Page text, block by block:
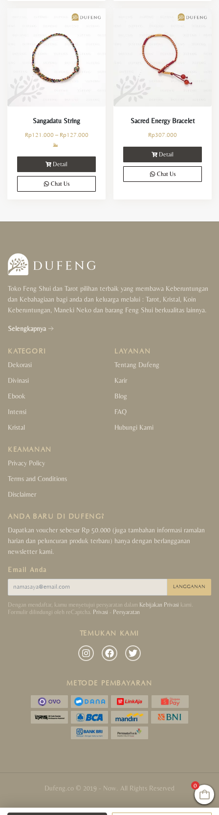
Sangadatu String
Rp121.000 – Rp127.000
Detail
Chat Us
Sacred Energy Bracelet
Rp307.000
Detail
Chat Us
Toko Feng Shui dan Tarot pilihan terbaik yang membawa Keberuntungan
dan Kebahagiaan bagi anda dan keluarga melalui : Tarot, Kristal, Koin
Keberuntungan, Maneki Neko dan barang Feng Shui berkualitas lainnya.
Selengkapnya
KATEGORI
Dekorasi
Divinasi
Ebook
Intensi
Kristal
LAYANAN
Tentang Dufeng
Karir
Blog
FAQ
Hubungi Kami
KEAMANAN
Privacy Policy
Terms and Conditions
Disclaimer
ANDA BARU DI DUFENG?
Dapatkan voucher sebesar Rp 50.000 (juga tambahan informasi ramalan
harian dan peluncuran produk terbaru) hanya dengan berlangganan
newsletter kami.
Email Anda
LANGGANAN
Dengan mendaftar, kamu menyetujui persyaratan dalam Kebijakan Privasi kami.
Formulir dilindungi oleh reCaptcha. Privasi - Persyaratan
TEMUKAN KAMI
METODE PEMBAYARAN
Dufeng.co © 2019 - Now. All Rights Reserved 0